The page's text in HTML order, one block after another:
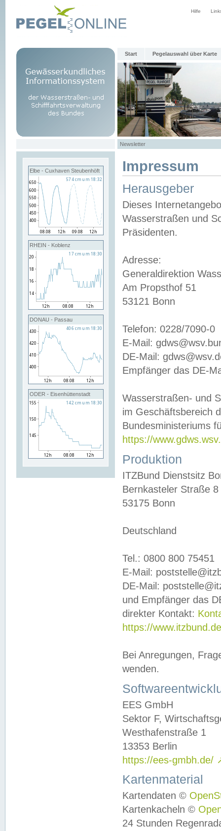
Hilfe
Start Pegelauswahl über Karte
Newsletter
Elbe - Cuxhaven Steubenhöft
RHEIN - Koblenz
DONAU - Passau
ODER - Eisenhüttenstadt
Impressum
Herausgeber
Dieses
Wasserstraßen und
Präsidenten.
Adresse:
Generaldirektion
Am Propsthof 51
53121 Bonn
Telefon: 0228/7090-0
E-Mail:
DE-Mail:
Empfänger das DE-
Wasserstraßen- und
im Geschäftsbereich
Bundesministeriums
https://
Produktion
ITZBund Dienstsitz
Bernkasteler Straße 8
53175 Bonn
Deutschland
Tel.: 0800 800 75451
E-Mail:
DE-Mail:
und Empfänger das
direkter Kontakt:
https://
Bei Anregungen,
wenden.
EES GmbH
Sektor F,
Westhafenstraße 1
13353 Berlin
https://ees-gmbh.de/
Kartenmaterial
Kartendaten ©
Kartenkacheln ©
24 Stunden